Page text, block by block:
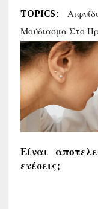
TOPICS:
Μούδιασμα Στο
Είναι
ενέσεις;